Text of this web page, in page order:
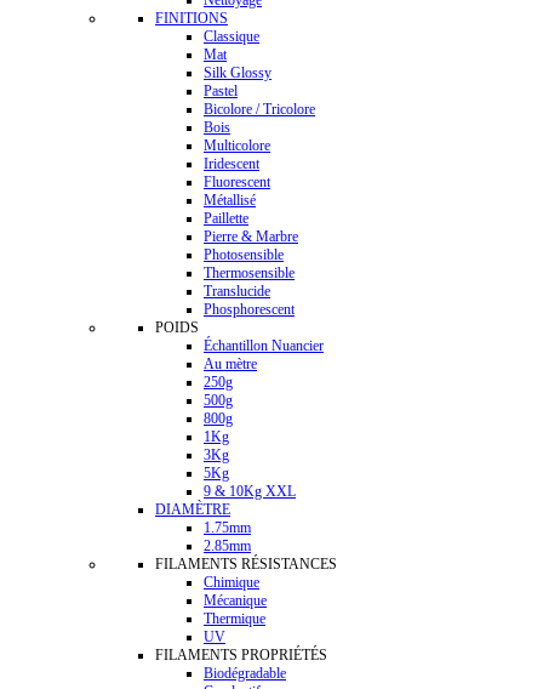
FINITIONS
Classique
Mat
Silk Glossy
Pastel
Bicolore / Tricolore
Bois
Multicolore
Iridescent
Fluorescent
Métallisé
Paillette
Pierre & Marbre
Photosensible
Thermosensible
Translucide
Phosphorescent
POIDS
Échantillon Nuancier
Au mètre
250g
500g
800g
1Kg
3Kg
5Kg
9 & 10Kg XXL
DIAMÈTRE
1.75mm
2.85mm
FILAMENTS RÉSISTANCES
Chimique
Mécanique
Thermique
UV
FILAMENTS PROPRIÉTÉS
Biodégradable